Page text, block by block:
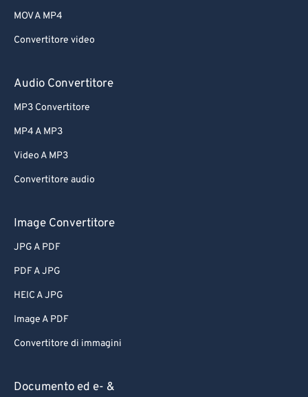
MOV A MP4
Convertitore video
Audio Convertitore
MP3 Convertitore
MP4 A MP3
Video A MP3
Convertitore audio
Image Convertitore
JPG A PDF
PDF A JPG
HEIC A JPG
Image A PDF
Convertitore di immagini
Documento ed e- &